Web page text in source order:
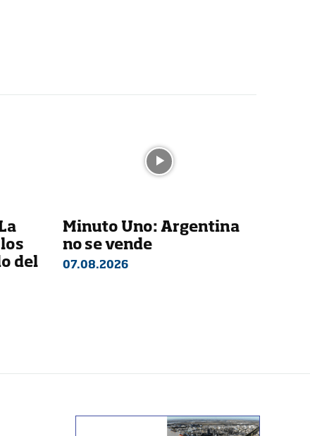
del
Minuto Uno: Argentina
no se vende
07.08.2026